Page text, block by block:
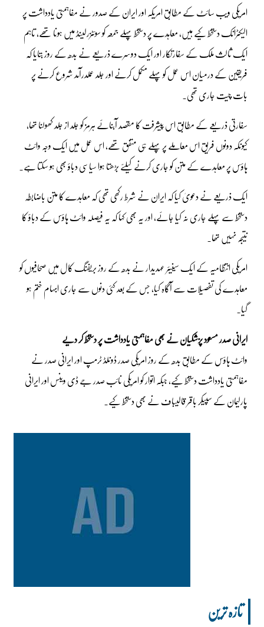
امریکی ویب سائٹ کے مطابق امریکہ اور ایران کے صدور نے مفاہمتی یادداشت پر
الیکٹرانک دستخط کیے ہیں، معاہدے پر دستخط پہلے جمعہ کو سوئٹزرلینڈ میں ہونا تھے، تاہم
ایک ثالث ملک کے سفارتکار اور ایک دوسرے ذریعے نے بدھ کے روز بتایا کہ
فریقین کے درمیان اس عمل کو پہلے مکمل کرنے اور جلد عملدرآمد شروع کرنے پر
بات چیت جاری تھی۔
سفارتی ذریعے کے مطابق اس پیشرفت کا مقصد آبنائے ہرمز کو جلد از جلد کھولنا تھا،
کیونکہ دونوں فریق اس معاملے پر پہلے ہی متفق تھے، اس عمل میں ایک وجہ وائٹ
ہاؤس پر معاہدے کے متن کو جاری کرنے کیلئے بڑھتا ہوا سیاسی دباؤ بھی ہو سکتا ہے۔
ایک ذریعے نے دعویٰ کیا کہ ایران نے شرط رکھی تھی کہ معاہدے کا متن باضابطہ
دستخط سے پہلے جاری نہ کیا جائے، اور یہ بھی کہا کہ یہ فیصلہ وائٹ ہاؤس کے دباؤ کا
نتیجہ نہیں تھا۔
امریکی انتظامیہ کے ایک سینیئر عہدیدار نے بدھ کے روز بریفنگ کال میں صحافیوں کو
معاہدے کی تفصیلات سے آگاہ کیا، جس کے بعد کئی دنوں سے جاری ابہام ختم ہو
گیا۔
ایرانی صدر مسعود پزشکیان نے بھی مفاہمتی یادداشت پر دستخط کر دیے
وائٹ ہاؤس کے مطابق بدھ کے روز امریکی صدر ڈونلڈ ٹرمپ اور ایرانی صدر نے
مفاہمتی یادداشت دستخط کیے، جبکہ اتوار کو امریکی نائب صدر جے ڈی وینس اور ایرانی
پارلیمان کے سپیکر باقر قالیباف نے بھی دستخط کیے۔
تازہ ترین